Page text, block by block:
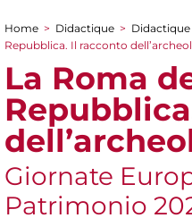
You are here
Home > Didactique >
Repubblica. Il racconto
La Roma
Giornate
Patrimonio